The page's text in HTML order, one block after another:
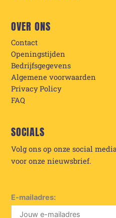
OVER ONS
Contact
Openingstijden
Bedrijfsgegevens
Algemene voorwaarden
Privacy Policy
FAQ
SOCIALS
Volg ons op onze social
voor onze nieuwsbrief.
E-mailadres: